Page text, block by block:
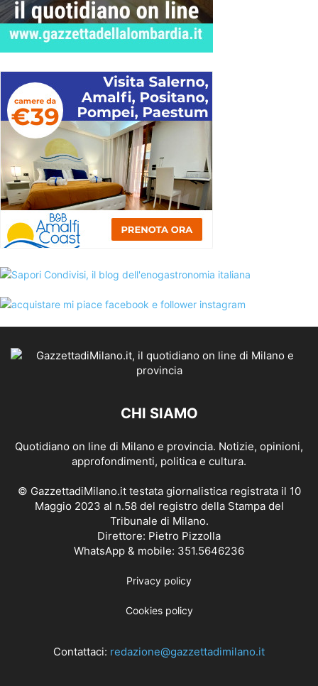
CHI SIAMO
Quotidiano on line di Milano e provincia. Notizie, opinioni,
approfondimenti, politica e cultura.
© GazzettadiMilano.it testata giornalistica registrata il 10
Maggio 2023 al n.58 del registro della Stampa del
Tribunale di Milano.
Direttore: Pietro Pizzolla
WhatsApp & mobile: 351.5646236
Privacy policy
Cookies policy
Contattaci: redazione@gazzettadimilano.it